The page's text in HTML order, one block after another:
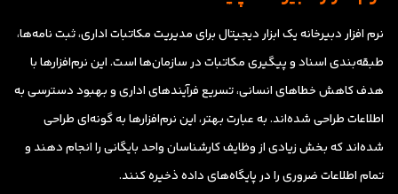
نرم افزار دبیرخانه یک ابزار دیجیتال برای مدیریت مکاتبات اداری، ثبت نامه‌ها،
طبقه‌بندی اسناد و پیگیری مکاتبات در سازمان‌ها است. این نرم‌افزارها با
هدف کاهش خطاهای انسانی، تسریع فرآیندهای اداری و بهبود دسترسی به
اطلاعات طراحی شده‌اند. به عبارت بهتر، این نرم‌افزارها به گونه‌ای طراحی
شده‌اند که بخش زیادی از وظایف کارشناسان واحد بایگانی را انجام دهند و
تمام اطلاعات ضروری را در پایگاه‌های داده ذخیره کنند.